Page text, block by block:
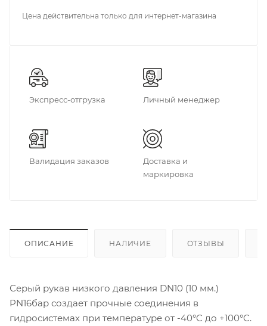
Цена действительна только для интернет-магазина
Экспресс-отгрузка Личный менеджер
Валидация заказов
Доставка и
маркировка
ОПИСАНИЕ НАЛИЧИЕ ОТЗЫВЫ
Серый рукав низкого давления DN10 (10 мм.)
PN16бар создает прочные соединения в
гидросистемах при температуре от -40°C до +100°C.